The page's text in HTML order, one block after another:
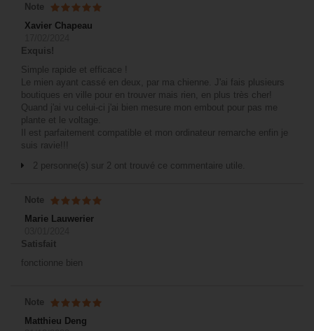
Note
Xavier Chapeau
Exquis!
Simple rapide et efficace !
Le mien ayant cassé en deux, par ma chienne. J'ai fais plusieurs
boutiques en ville pour en trouver mais rien, en plus très cher!
Quand j'ai vu celui-ci j'ai bien mesure mon embout pour pas me
plante et le voltage.
Il est parfaitement compatible et mon ordinateur remarche enfin je
suis ravie!!!
2 personne(s) sur 2 ont trouvé ce commentaire utile.
Note
Marie Lauwerier
Satisfait
fonctionne bien
Note
Matthieu Deng